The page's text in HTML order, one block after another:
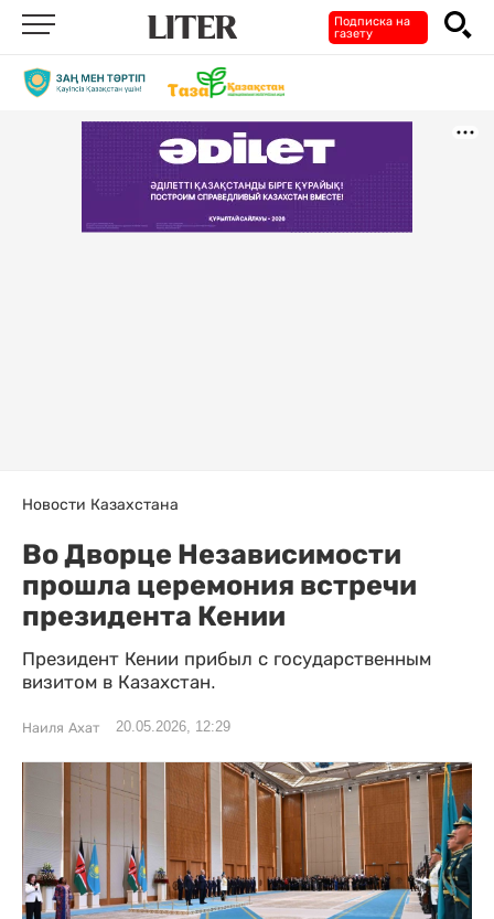
Подписка на
газету
Новости Казахстана
Во Дворце Независимости
прошла церемония встречи
президента Кении
Президент Кении прибыл с государственным
визитом в Казахстан.
Наиля Ахат 20.05.2026, 12:29